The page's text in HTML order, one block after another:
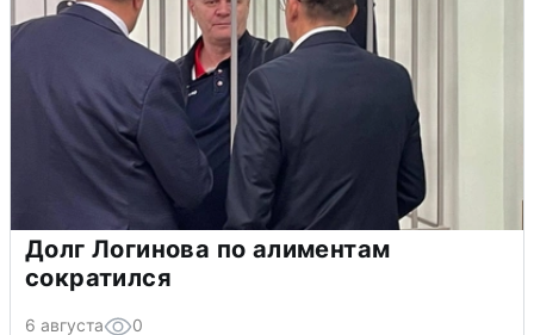
Долг Логинова по алиментам
сократился
6 августа 0